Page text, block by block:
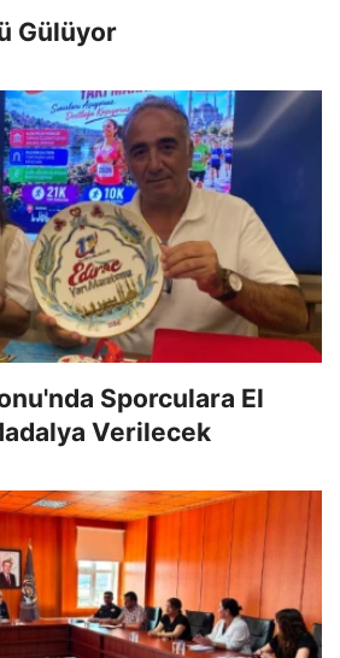
Gülüyor
Sporculara El
Verilecek